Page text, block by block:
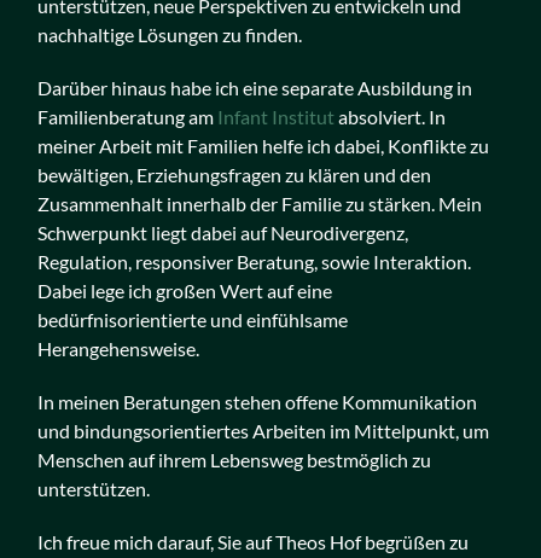
unterstützen, neue Perspektiven zu entwickeln und
nachhaltige Lösungen zu finden.
Darüber hinaus habe ich eine separate Ausbildung in
Familienberatung am Infant Institutabsolviert. In
meiner Arbeit mit Familien helfe ich dabei, Konflikte zu
bewältigen, Erziehungsfragen zu klären und den
Zusammenhalt innerhalb der Familie zu stärken. Mein
Schwerpunkt liegt dabei auf Neurodivergenz,
Regulation, responsiver Beratung, sowie Interaktion.
Dabei lege ich großen Wert auf eine
bedürfnisorientierte und einfühlsame
Herangehensweise.
In meinen Beratungen stehen offene Kommunikation
und bindungsorientiertes Arbeiten im Mittelpunkt, um
Menschen auf ihrem Lebensweg bestmöglich zu
unterstützen.
Ich freue mich darauf, Sie auf Theos Hof begrüßen zu